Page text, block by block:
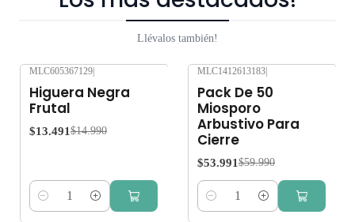
Llévalos también!
MLC605367129|
Higuera Negra
Frutal
$13.491 $14.990
Cantidad
MLC1412613183|
Pack De 50
Miosporo
Arbustivo Para
Cierre
$53.991 $59.990
Cantidad